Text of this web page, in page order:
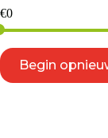
€0
Begin